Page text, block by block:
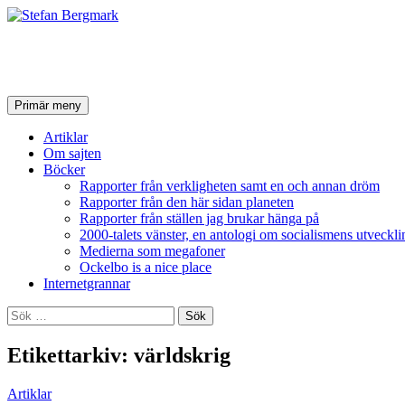
SökPrimär meny Hoppa
till
innehåll
Artiklar
Om sajten
Böcker
Rapporter från verkligheten samt en och annan dröm
Rapporter från den här sidan planeten
Rapporter från ställen jag brukar hänga på
2000-talets vänster, en antologi om socialismens
Medierna som megafoner
Ockelbo is a nice place
Internetgrannar
Sök
efter:
Etikettarkiv: världskrig
Artiklar